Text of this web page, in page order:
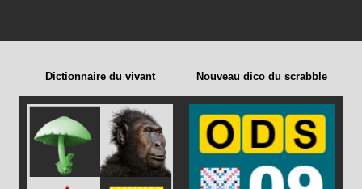
Dictionnaire du vivant Nouveau dico du scrabble